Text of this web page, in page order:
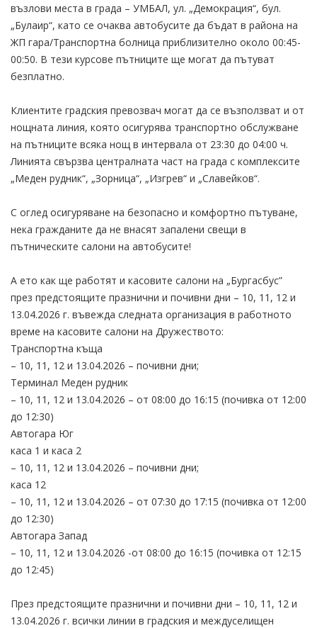
възлови места в града – УМБАЛ, ул. „Демокрация“, бул.
„Булаир“, като се очаква автобусите да бъдат в района на
ЖП гара/Транспортна болница приблизително около 00:45-
00:50. В тези курсове пътниците ще могат да пътуват
безплатно.
Клиентите градския превозвач могат да се възползват и от
нощната линия, която осигурява транспортно обслужване
на пътниците всяка нощ в интервала от 23:30 до 04:00 ч.
Линията свързва централната част на града с комплексите
„Меден рудник“, „Зорница“, „Изгрев“ и „Славейков“.
С оглед осигуряване на безопасно и комфортно пътуване,
нека гражданите да не внасят запалени свещи в
пътническите салони на автобусите!
А ето как ще работят и касовите салони на „Бургасбус”
през предстоящите празнични и почивни дни – 10, 11, 12 и
13.04.2026 г. въвежда следната организация в работното
време на касовите салони на Дружеството:
Транспортна къща
– 10, 11, 12 и 13.04.2026 – почивни дни;
Терминал Меден рудник
– 10, 11, 12 и 13.04.2026 – от 08:00 до 16:15 (почивка от 12:00
до 12:30)
Автогара Юг
каса 1 и каса 2
– 10, 11, 12 и 13.04.2026 – почивни дни;
каса 12
– 10, 11, 12 и 13.04.2026 – от 07:30 до 17:15 (почивка от 12:00
до 12:30)
Автогара Запад
– 10, 11, 12 и 13.04.2026 -от 08:00 до 16:15 (почивка от 12:15
до 12:45)
През предстоящите празнични и почивни дни – 10, 11, 12 и
13.04.2026 г. всички линии в градския и междуселищен